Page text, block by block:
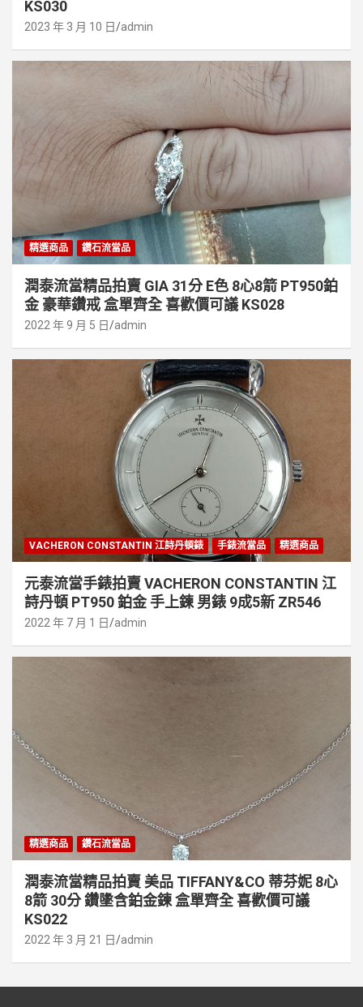
KS030
2023 年 3 月 10 日 admin
精選商品 鑽石流當品
潤泰流當精品拍賣 GIA 31分 E色 8心8箭 PT950鉑
金 豪華鑽戒 盒單齊全 喜歡價可議 KS028
2022 年 9 月 5 日 admin
VACHERON CONSTANTIN 江詩丹頓錶 手錶流當品 精選商品
元泰流當手錶拍賣 VACHERON CONSTANTIN 江
詩丹頓 PT950 鉑金 手上鍊 男錶 9成5新 ZR546
2022 年 7 月 1 日 admin
精選商品 鑽石流當品
潤泰流當精品拍賣 美品 TIFFANY&CO 蒂芬妮 8心
8箭 30分 鑽墬含鉑金鍊 盒單齊全 喜歡價可議
KS022
2022 年 3 月 21 日 admin